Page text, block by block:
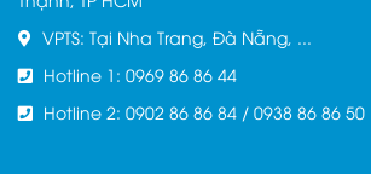
VPTS: Tại Nha Trang, Đà Nẵng, ...
Hotline 1: 0969 86 86 44
Hotline 2: 0902 86 86 84 / 0938 86 86 50